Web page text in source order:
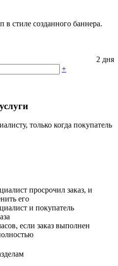
в стиле созданного баннера.
2 дня
+
только когда покупатель
просрочил заказ, и
его
и покупатель
если заказ выполнен